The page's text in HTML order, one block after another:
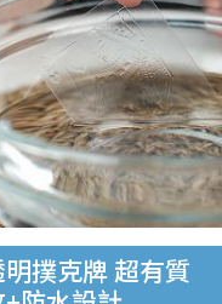
明撲克牌 超有質